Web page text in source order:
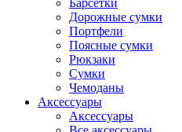
Барсетки
Дорожные сумки
Портфели
Поясные сумки
Рюкзаки
Сумки
Чемоданы
Аксессуары
Аксессуары